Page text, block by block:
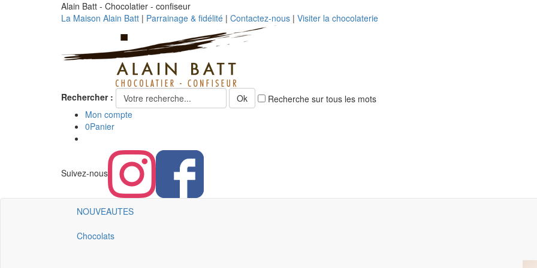
Alain Batt - Chocolatier - confiseur
La Maison Alain Batt | Parrainage & fidélité | Contactez-nous | Visiter la chocolaterie
Rechercher : Ok
Recherche sur tous les mots
Mon compte
0Panier
Suivez-nous
NOUVEAUTES
Chocolats